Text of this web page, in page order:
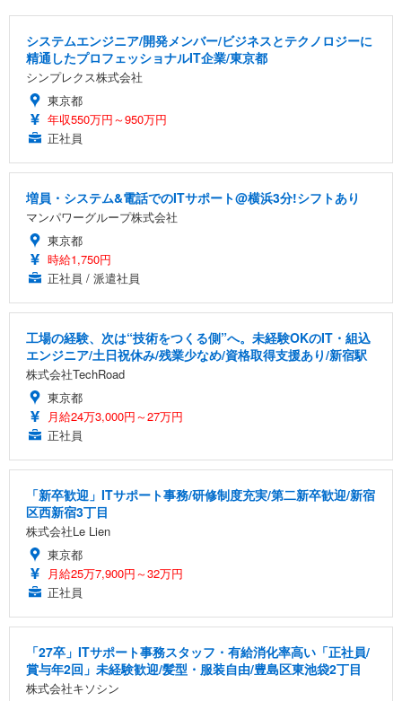
システムエンジニア/開発メンバー/ビジネスとテクノロジーに
精通したプロフェッショナルIT企業/東京都
シンプレクス株式会社
東京都
年収550万円～950万円
正社員
増員・システム&電話でのITサポート@横浜3分!シフトあり
マンパワーグループ株式会社
東京都
時給1,750円
正社員 / 派遣社員
工場の経験、次は“技術をつくる側”へ。未経験OKのIT・組込
エンジニア/土日祝休み/残業少なめ/資格取得支援あり/新宿駅
株式会社TechRoad
東京都
月給24万3,000円～27万円
正社員
「新卒歓迎」ITサポート事務/研修制度充実/第二新卒歓迎/新宿
区西新宿3丁目
株式会社Le Lien
東京都
月給25万7,900円～32万円
正社員
「27卒」ITサポート事務スタッフ・有給消化率高い「正社員/
賞与年2回」未経験歓迎/髪型・服装自由/豊島区東池袋2丁目
株式会社キソシン